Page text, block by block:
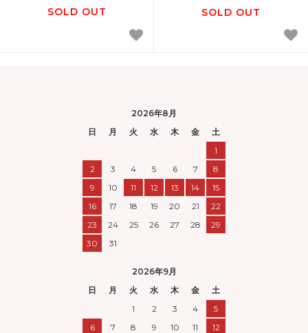
SOLD OUT SOLD OUT
2026年8月
日
月 火 水 木 金
土
1
2
3 4 5 6 7
8
9
10 11 12 13 14
15
16
17 18 19 20 21
22
23
24 25 26 27 28
29
30
31
2026年9月
日
月 火 水 木 金
土
1
2 3 4
5
6
7 8 9 10 11
12